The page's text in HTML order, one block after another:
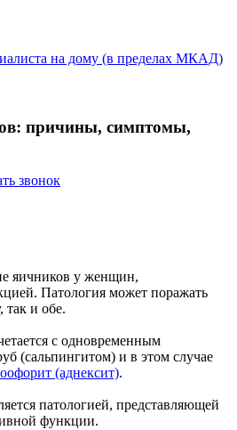
на дому (в пределах МКАД)
причины, симптомы,
звонок
яичников у женщин,
Патология может поражать
так и обе.
с одновременным
(сальпингитом) и в этом случае
(аднексит).
патологией, представляющей
функции.